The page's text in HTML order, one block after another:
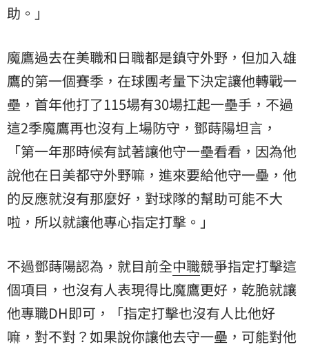
助。」
魔鷹過去在美職和日職都是鎮守外野，但加入雄
鷹的第一個賽季，在球團考量下決定讓他轉戰一
壘，首年他打了115場有30場扛起一壘手，不過
這2季魔鷹再也沒有上場防守，鄧蒔陽坦言，
「第一年那時候有試著讓他守一壘看看，因為他
說他在日美都守外野嘛，進來要給他守一壘，他
的反應就沒有那麼好，對球隊的幫助可能不大
啦，所以就讓他專心指定打擊。」
不過鄧蒔陽認為，就目前全中職競爭指定打擊這
個項目，也沒有人表現得比魔鷹更好，乾脆就讓
他專職DH即可，「指定打擊也沒有人比他好
嘛，對不對？如果說你讓他去守一壘，可能對他